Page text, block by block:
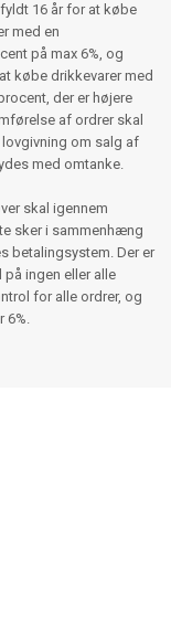
16 år for at købe
med en
på max 6%, og
købe drikkevarer med
der er højere
af ordrer skal
om salg af
med omtanke.
skal igennem
sker i sammenhæng
betalingsystem. Der er
ingen eller alle
for alle ordrer, og
6%.